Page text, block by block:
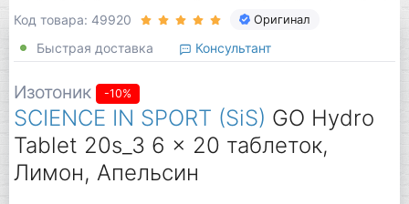
Код товара: 49920 Оригинал
Быстрая доставка Консультант
Изотоник -10%
SCIENCE IN SPORT (SiS) GO Hydro
Tablet 20s_3 6 x 20 таблеток,
Лимон, Апельсин